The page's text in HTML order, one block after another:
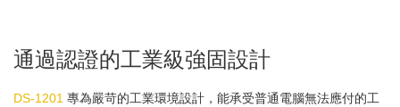
通過認證的工業級強固設計
DS-1201 專為嚴苛的工業環境設計，能承受普通電腦無法應付的工